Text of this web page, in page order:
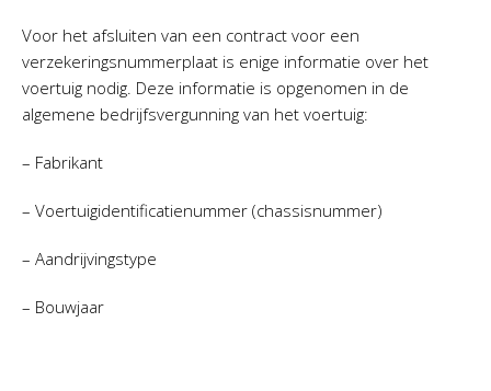
Voor het afsluiten van een contract voor een
verzekeringsnummerplaat is enige informatie over het
voertuig nodig. Deze informatie is opgenomen in de
algemene bedrijfsvergunning van het voertuig:
– Fabrikant
– Voertuigidentificatienummer (chassisnummer)
– Aandrijvingstype
– Bouwjaar